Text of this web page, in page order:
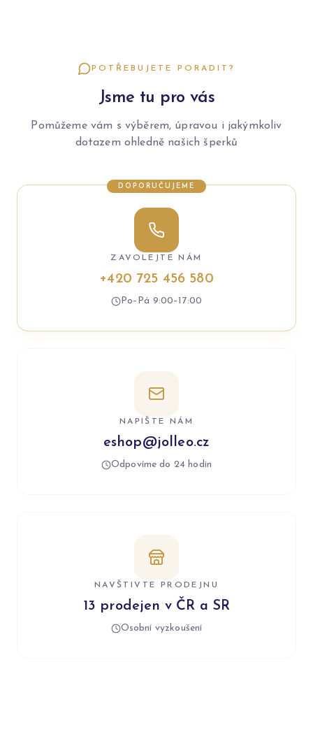
POTŘEBUJETE PORADIT?
Jsme tu pro vás
Pomůžeme vám s výběrem, úpravou i jakýmkoliv
dotazem ohledně našich šperků
DOPORUČUJEME
ZAVOLEJTE NÁM
+420 725 456 580
Po–Pá 9:00–17:00
NAPIŠTE NÁM
eshop@jolleo.cz
Odpovíme do 24 hodin
NAVŠTIVTE PRODEJNU
13 prodejen v ČR a SR
Osobní vyzkoušení